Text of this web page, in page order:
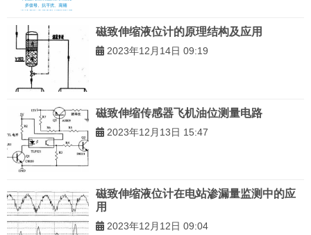
磁致伸缩液位计的原理结构及应用
2023年12月14日 09:19
磁致伸缩传感器飞机油位测量电路
2023年12月13日 15:47
磁致伸缩液位计在电站渗漏量监测中的应
用
2023年12月12日 09:04